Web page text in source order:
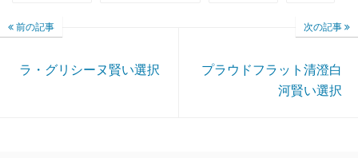
前の記事
ラ・グリシーヌ賢い選択
次の記事
プラウドフラット清澄白
河賢い選択